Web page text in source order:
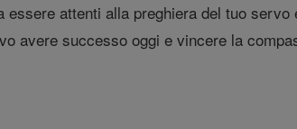
attenti alla preghiera del tuo
avere successo oggi e vincere la